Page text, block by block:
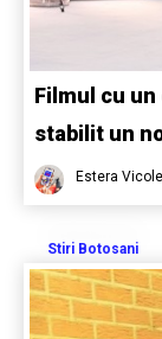
Filmul cu
stabilit un
Estera
Stiri Botosani